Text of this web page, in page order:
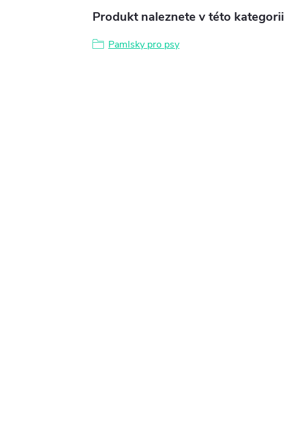
Produkt naleznete v této kategorii
Pamlsky pro psy